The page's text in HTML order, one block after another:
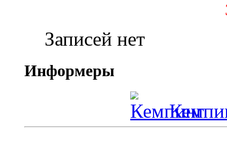
Записей нет
Информеры